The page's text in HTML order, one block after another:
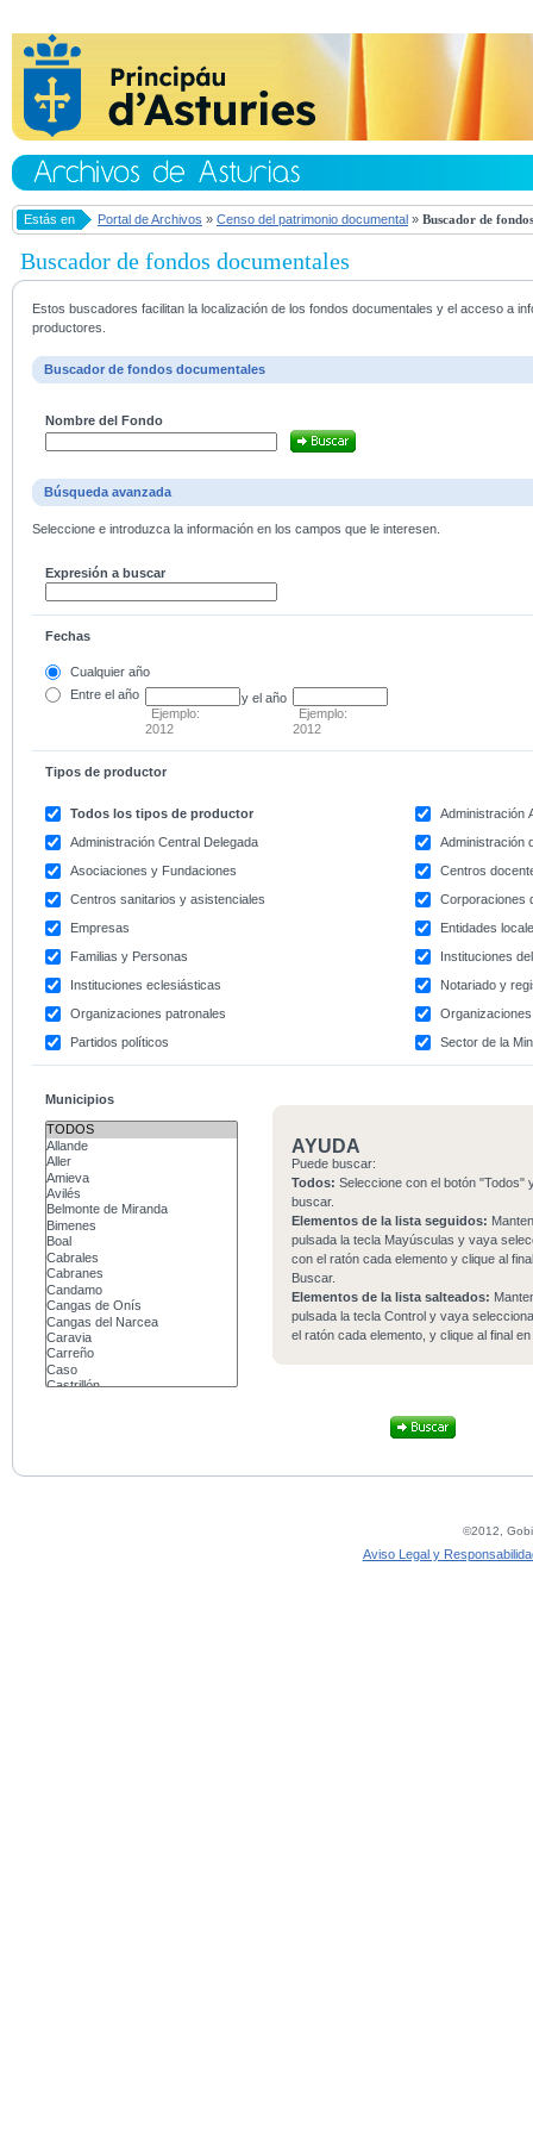
Estás en Portal de Archivos » Censo del patrimonio documental » Buscador de
Buscador de fondos documentales
Estos buscadores facilitan la localización de los fondos documentales y el acceso a
productores.
Buscador de fondos documentales
Nombre del Fondo
Búsqueda avanzada
Seleccione e introduzca la información en los campos que le interesen.
Expresión a buscar
Fechas
Cualquier año
Entre el año
Ejemplo:
2012
y el año
Ejemplo:
2012
Tipos de productor
Todos los tipos de productor
Administración
Administración Central Delegada
Administración
Asociaciones y Fundaciones
Centros
Centros sanitarios y asistenciales
Corporaciones
Empresas
Entidades
Familias y Personas
Instituciones
Instituciones eclesiásticas
Notariado y
Organizaciones patronales
Partidos políticos
Sector de la
Municipios
AYUDA
Puede buscar:
Todos: Seleccione con el botón "Todos"
buscar.
Elementos de la lista seguidos:
pulsada la tecla Mayúsculas y vaya
con el ratón cada elemento y clique al
Buscar.
Elementos de la lista salteados:
pulsada la tecla Control y vaya
el ratón cada elemento, y clique al final
©2012,
Aviso Legal y